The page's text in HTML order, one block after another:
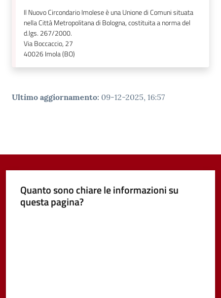
Il Nuovo Circondario Imolese è una Unione di Comuni situata
nella Città Metropolitana di Bologna, costituita a norma del
d.lgs. 267/2000.
Via Boccaccio, 27
40026Imola (BO)
Ultimo aggiornamento: 09-12-2025, 16:57
Quanto sono chiare le informazioni su
questa pagina?